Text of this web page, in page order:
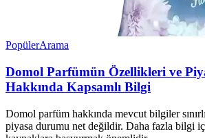
PopülerArama
Domol Parfümün Özellikleri ve
Hakkında Kapsamlı Bilgi
Domol parfüm hakkında mevcut bilgiler
piyasa durumu net değildir. Daha fazla bilgi